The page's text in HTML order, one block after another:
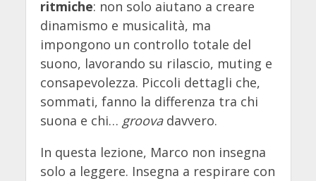
ritmiche: non solo aiutano a creare
dinamismo e musicalità, ma
impongono un controllo totale del
suono, lavorando su rilascio, muting e
consapevolezza. Piccoli dettagli che,
sommati, fanno la differenza tra chi
suona e chi… groovadavvero.
In questa lezione, Marco non insegna
solo a leggere. Insegna a respirare con